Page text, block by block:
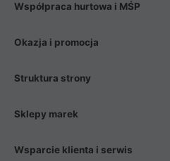
Współpraca hurtowa i MŚP
Okazja i promocja
Struktura strony
Sklepy marek
Wsparcie klienta i serwis